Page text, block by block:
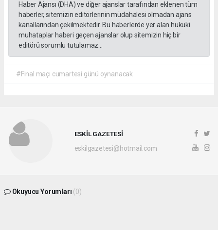
Haber Ajansı (DHA) ve diğer ajanslar tarafından eklenen tüm
haberler, sitemizin editörlerinin müdahalesi olmadan ajans
kanallarından çekilmektedir. Bu haberlerde yer alan hukuki
muhataplar haberi geçen ajanslar olup sitemizin hiç bir
editörü sorumlu tutulamaz...
#Final maçı cumartesi günü oynanacak
ESKİL GAZETESİ
eskilgazetesi@hotmail.com
Okuyucu Yorumları (0)